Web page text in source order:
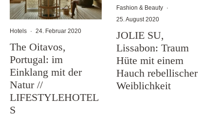
Hotels · 24. Februar 2020
The Oitavos,
Portugal: im
Einklang mit der
Natur //
LIFESTYLEHOTEL
S
Fashion & Beauty ·
25. August 2020
JOLIE SU,
Lissabon: Traum
Hüte mit einem
Hauch rebellischer
Weiblichkeit